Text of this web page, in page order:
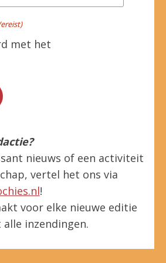
met het
nieuws of een activiteit
vertel het ons via
!
voor elke nieuwe editie
inzendingen.